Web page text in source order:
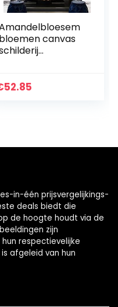
bloemen canvas
van
52.85
in-één prijsvergelijkings-
deals biedt die
de hoogte houdt via de
zijn
respectievelijke
afgeleid van hun